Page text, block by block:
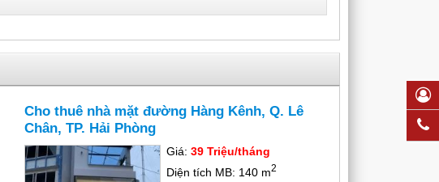
Cho thuê nhà mặt đường Hàng Kênh, Q. Lê
Chân, TP. Hải Phòng
Giá:39 Triệu/tháng
Diện tích MB: 140 m2